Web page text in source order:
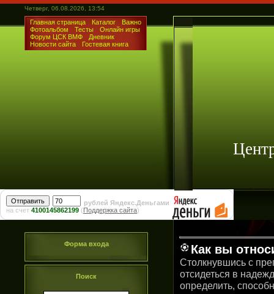
Четверг, 06.08.2026, 13:54
Главная страница Каталог
Важно
Фотоальбом
Тесты
Онлайн игры
Форум ЦСК ВМФ
Дневник
Новости сайта
Гостевая книга
рублей Яндекс.Деньгами
на счет 4100145862199 (Поддержка сайта)
Форма входа
Поиск
Как вы
Столкнувшись с
отсидеться в
определить,